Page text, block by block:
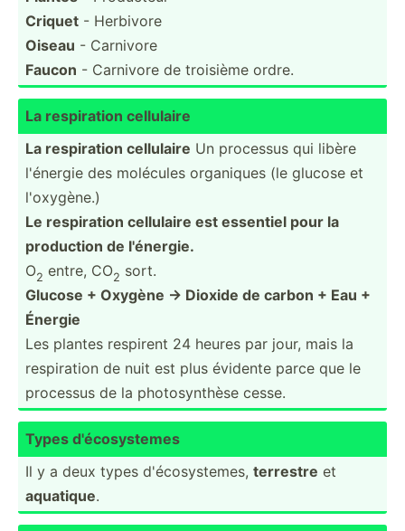
Criquet - Herbivore
Oiseau - Carnivore
Faucon - Carnivore de troisième ordre.
La respir­ation cellulaire
La respir­ation cellulaire Un processus qui libère
l'énergie des molécules organiques (le glucose et
l'oxyg­ène.)
Le respir­ation cellulaire est essentiel pour la
production de l'énergie.
O2 entre, CO2 sort.
Glucose + Oxygène → Dioxide de carbon + Eau +
Énergie
Les plantes respirent 24 heures par jour, mais la
respir­ation de nuit est plus évidente parce que le
processus de la photos­ynthèse cesse.
Types d'écos­yst­emes
Il y a deux types d'écos­yst­emes, terrestre et
aquatique.